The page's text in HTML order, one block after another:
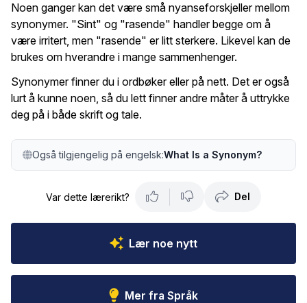
Noen ganger kan det være små nyanseforskjeller mellom
synonymer. "Sint" og "rasende" handler begge om å
være irritert, men "rasende" er litt sterkere. Likevel kan de
brukes om hverandre i mange sammenhenger.
Synonymer finner du i ordbøker eller på nett. Det er også
lurt å kunne noen, så du lett finner andre måter å uttrykke
deg på i både skrift og tale.
Også tilgjengelig på engelsk:What Is a Synonym?
Var dette lærerikt? Del
Lær noe nytt
Mer fra Språk